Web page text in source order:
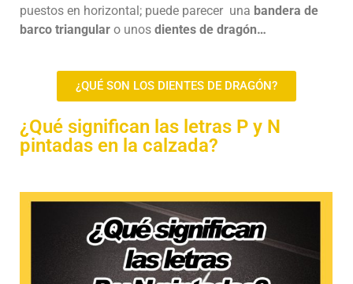
puestos en horizontal; puede parecer una bandera de
barco triangular o unos dientes de dragón…
¿QUÉ SON LOS DIENTES DE DRAGÓN?
¿Qué significan las letras P y N
pintadas en la calzada?